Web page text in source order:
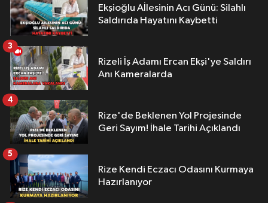
Ekşioğlu Aİlesinin Acı Günü: Silahlı
Saldırıda Hayatını Kaybetti
Rizeli İş Adamı Ercan Ekşi'ye Saldırı
Anı Kameralarda
3
Rize'de Beklenen Yol Projesinde
Geri Sayım! İhale Tarihi Açıklandı
4
Rize Kendi Eczacı Odasını Kurmaya
Hazırlanıyor
5